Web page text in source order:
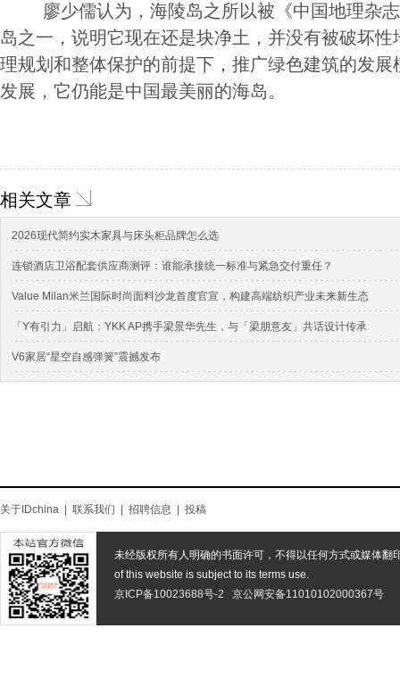
廖少儒认为，海陵岛之所以被《中国地理杂志
岛之一，说明它现在还是块净土，并没有被破坏
理规划和整体保护的前提下，推广绿色建筑的发
发展，它仍能是中国最美丽的海岛。
相关文章
2026现代简约实木家具与床头柜品牌怎么选
连锁酒店卫浴配套供应商测评：谁能承接统一标准与紧急交付重任？
Value Milan米兰国际时尚面料沙龙首度官宣，构建高端纺织产业未来新生态
「Y有引力」启航：YKK AP携手梁景华先生，与「梁朋意友」共话设计传承
V6家居“星空自感弹簧”震撼发布
关于IDchina 联系我们 招聘信息 投稿
未经版权所有人明确的书面许可，不得以任何方式或媒体翻
of this website is subject to its terms use.
京ICP备10023688号-2
京公网安备11010102000367号